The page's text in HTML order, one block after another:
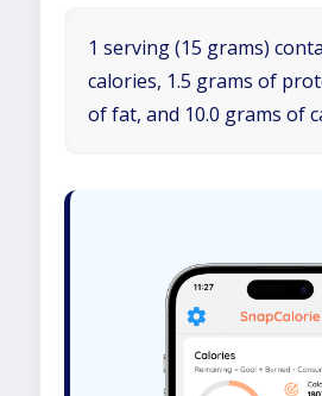
1 serving (15 grams)
calories, 1.5 grams of
of fat, and 10.0 grams of